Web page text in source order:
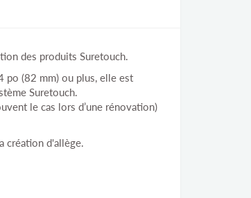
des produits Suretouch.
po (82 mm) ou plus, elle est
Suretouch.
le cas lors d’une rénovation)
création d'allège.